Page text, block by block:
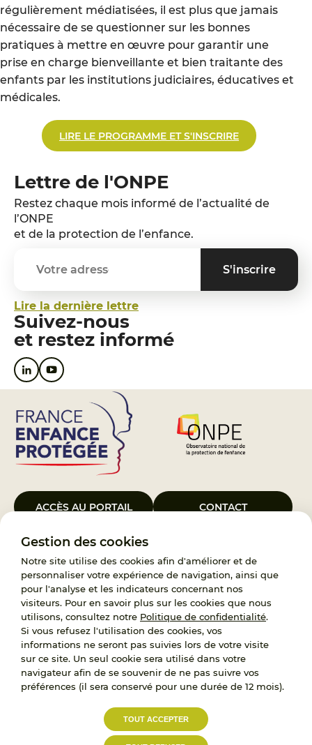
Gestion des cookies
Notre site utilise des cookies afin d'améliorer et de
personnaliser votre expérience de navigation, ainsi que
pour l'analyse et les indicateurs concernant nos
visiteurs. Pour en savoir plus sur les cookies que nous
utilisons, consultez notre Politique de confidentialité.
Si vous refusez l'utilisation des cookies, vos
informations ne seront pas suivies lors de votre visite
sur ce site. Un seul cookie sera utilisé dans votre
navigateur afin de se souvenir de ne pas suivre vos
préférences (il sera conservé pour une durée de 12 mois).
TOUT ACCEPTER
régulièrement médiatisées, il est plus que jamais
nécessaire de se questionner sur les bonnes
pratiques à mettre en œuvre pour garantir une
prise en charge bienveillante et bien traitante des
enfants par les institutions judiciaires, éducatives et
médicales.
LIRE LE PROGRAMME ET S'INSCRIRE
Lettre de l'ONPE
Restez chaque mois informé de l’actualité de
l’ONPE
et de la protection de l’enfance.
Lire la dernière lettre
Suivez-nous
et restez informé
ACCÈS AU PORTAIL CONTACT
Le Groupement d’Intérêt Public France Enfance Protégée, créé le 5
janvier 2023, a pour objet d’assurer les missions de service public du
119, d’accompagnement des adoptants et de traitement des
demandes d’accès aux origines personnelles. France Enfance
Protégée est également un observatoire et une ressource pour
l’ensemble des professionnels, ainsi qu’un appui à l’élaboration de la
politique publique à travers le soutien à l’activité des conseils
nationaux.
RECRUTEMENT
L’État, les Départements et les Associations au
service de la prévention et de la protection de
l’enfance.